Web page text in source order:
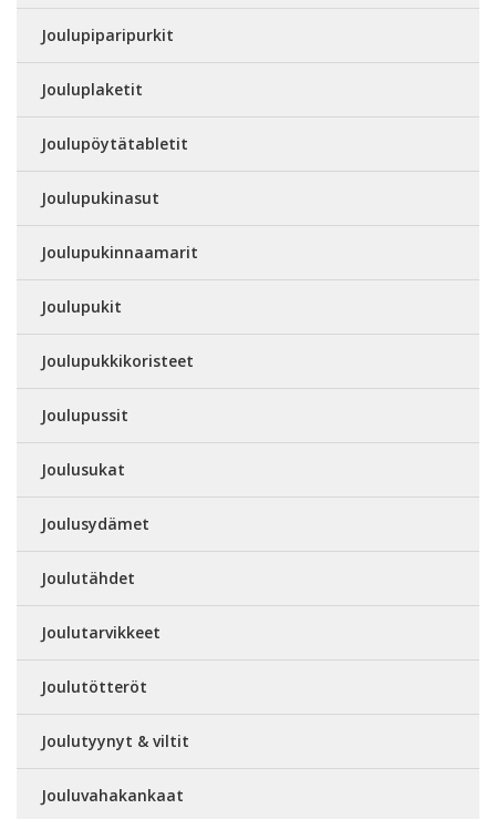
Joulupiparipurkit
Jouluplaketit
Joulupöytätabletit
Joulupukinasut
Joulupukinnaamarit
Joulupukit
Joulupukkikoristeet
Joulupussit
Joulusukat
Joulusydämet
Joulutähdet
Joulutarvikkeet
Joulutötteröt
Joulutyynyt & viltit
Jouluvahakankaat